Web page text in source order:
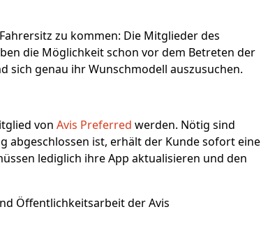
zu kommen: Die Mitglieder des
die Möglichkeit schon vor dem Betreten der
sich genau ihr Wunschmodell auszusuchen.
von Avis Preferred werden. Nötig sind
abgeschlossen ist, erhält der Kunde sofort eine
lediglich ihre App aktualisieren und den
Öffentlichkeitsarbeit der Avis